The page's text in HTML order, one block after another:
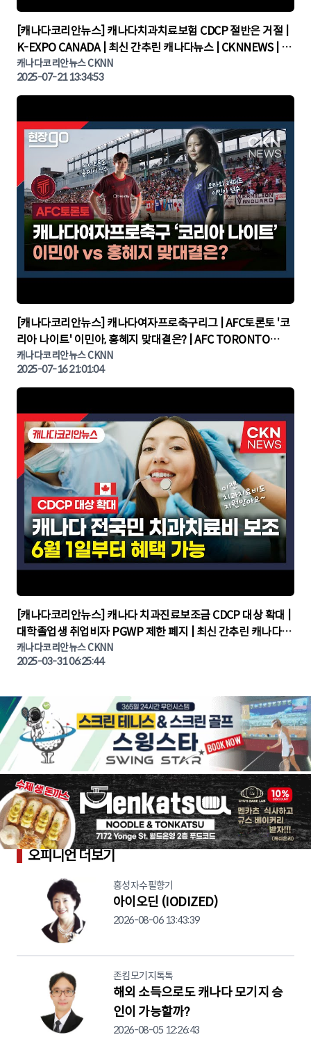
▶
[캐나다코리안뉴스] 캐나다치과치료보험 CDCP 절반은 거절 |
K-EXPO CANADA | 최신 간추린 캐나다뉴스 | CKNNEWS | 캐
나다뉴스 | 토론토뉴스
캐나다코리안뉴스 CKNN
2025-07-21 13:34:53
▶
[캐나다코리안뉴스] 캐나다여자프로축구리그 | AFC토론토 '코
리아 나이트' 이민아, 홍혜지 맞대결은? | AFC TORONTO
KOREA NIGHT | 캐나다뉴스 | 토론토뉴스
캐나다코리안뉴스 CKNN
2025-07-16 21:01:04
▶
[캐나다코리안뉴스] 캐나다 치과진료보조금 CDCP 대상 확대 |
대학졸업생 취업비자 PGWP 제한 폐지 | 최신 간추린 캐나다뉴
스 | CKNNEWS | 캐나다뉴스 | 토론토뉴스
캐나다코리안뉴스 CKNN
2025-03-31 06:25:44
오피니언 더보기
홍성자수필향기
아이오딘 (IODIZED)
2026-08-06 13:43:39
존킴모기지톡톡
해외 소득으로도 캐나다 모기지 승
인이 가능할까?
2026-08-05 12:26:43